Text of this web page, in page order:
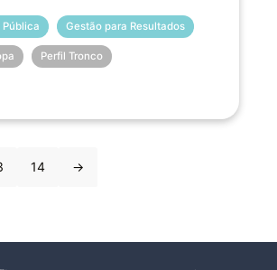
Pública Gestão para Resultados
Perfil Tronco
14 →